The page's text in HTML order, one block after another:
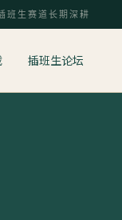
班生赛道长期深耕
插班生论坛